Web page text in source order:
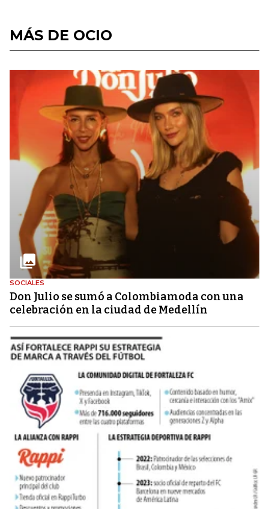
MÁS DE OCIO
SOCIALES
Don Julio se sumó a Colombiamoda con una
celebración en la ciudad de Medellín